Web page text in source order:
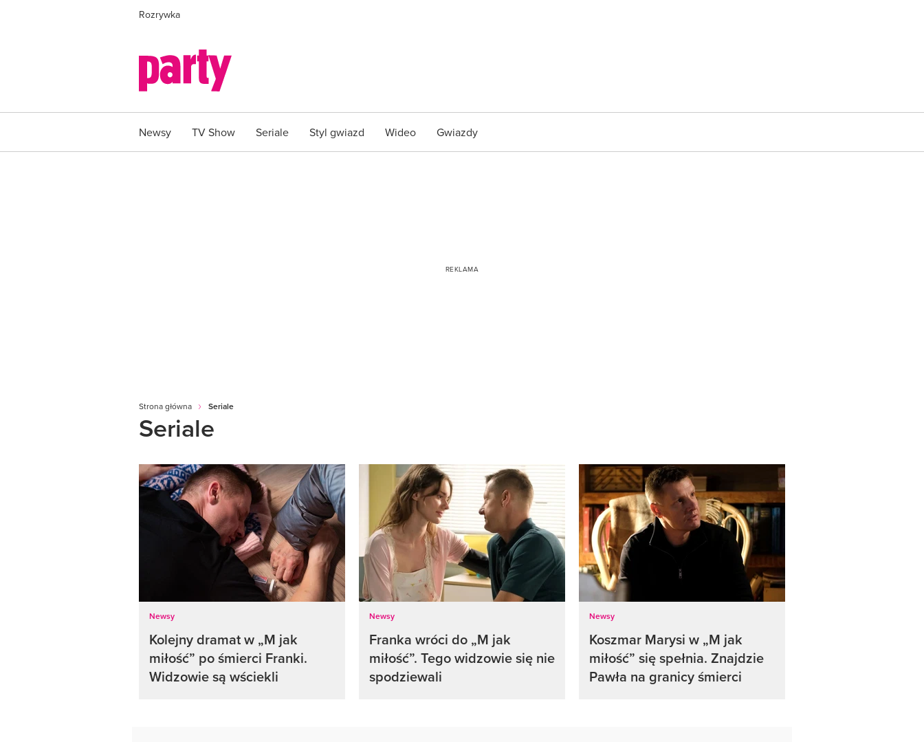
Rozrywka
Newsy TV Show Seriale Styl gwiazd Wideo Gwiazdy
Strona główna Seriale
Seriale
Newsy
Kolejny dramat w „M jak
miłość” po śmierci Franki.
Widzowie są wściekli
Newsy
Franka wróci do „M jak
miłość”. Tego widzowie się nie
spodziewali
Newsy
Koszmar Marysi w „M jak
miłość” się spełnia. Znajdzie
Pawła na granicy śmierci